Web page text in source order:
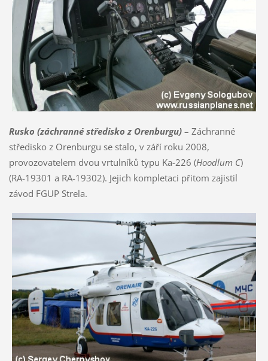
Rusko (záchranné středisko z Orenburgu)– Záchranné
středisko z Orenburgu se stalo, v září roku 2008,
provozovatelem dvou vrtulníků typu Ka-226 (Hoodlum C)
(RA-19301 a RA-19302). Jejich kompletaci přitom zajistil
závod FGUP Strela.